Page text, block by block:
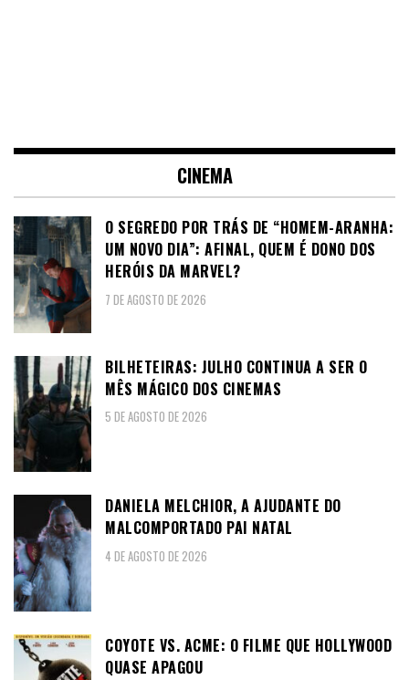
CINEMA
O SEGREDO POR TRÁS DE “HOMEM-ARANHA:
UM NOVO DIA”: AFINAL, QUEM É DONO DOS
HERÓIS DA MARVEL?
7 DE AGOSTO DE 2026
BILHETEIRAS: JULHO CONTINUA A SER O
MÊS MÁGICO DOS CINEMAS
5 DE AGOSTO DE 2026
DANIELA MELCHIOR, A AJUDANTE DO
MALCOMPORTADO PAI NATAL
4 DE AGOSTO DE 2026
COYOTE VS. ACME: O FILME QUE HOLLYWOOD
QUASE APAGOU